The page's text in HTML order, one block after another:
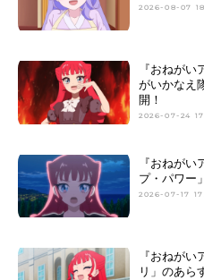
2026-08-07
『おねが
がいかなえ
開！
2026-07-24
『おねが
プ・パワー
2026-07-17
『おねが
リ」のあら